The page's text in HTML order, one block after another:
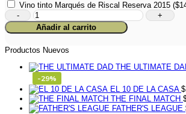
Vino tinto Marqués de Riscal Reserva 2015 ($
Beer
Basic
Kit
Añadir al carrito
Productos Nuevos
THE ULTIMATE
-29%
EL 10 DE LA CASA $
THE FINAL MATCH
FATHER'S LEAGUE